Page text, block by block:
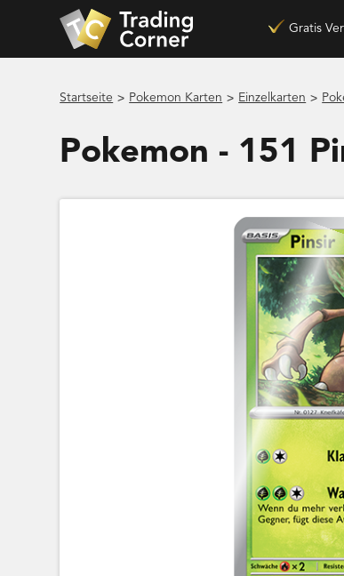
Gratis
Startseite > Pokemon Karten > Einzelkarten >
Pokemon - 151